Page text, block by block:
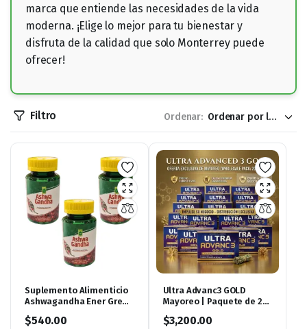
marca que entiende las necesidades de la vida
moderna. ¡Elige lo mejor para tu bienestar y
disfruta de la calidad que solo Monterrey puede
ofrecer!
Filtro Ordenar:
Suplemento Alimenticio
Ashwagandha Ener Green
$540.00
Ultra Advanc3 GOLD
Mayoreo | Paquete de 20
$3,200.00